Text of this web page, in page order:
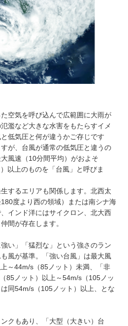
空気を呼び込んで広範囲に大雨が
濫など大きな水害をもたらすイメ
低気圧と何が違うかご存じです
が、台風が通常の低気圧と違うの
風速（10分間平均）がおよそ
以上のものを「台風」と呼びま
するエリアも関係します。北西太
度より西の領域）または南シナ海
インド洋にはサイクロン、北大西
間が存在します。
い」「猛烈な」という強さのラン
風が基準。「強い台風」は最大風
～44m/s（85ノット）未満、「非
85ノット）以上～54m/s（105ノッ
同54m/s（105ノット）以上、とな
クもあり、「大型（大きい）台